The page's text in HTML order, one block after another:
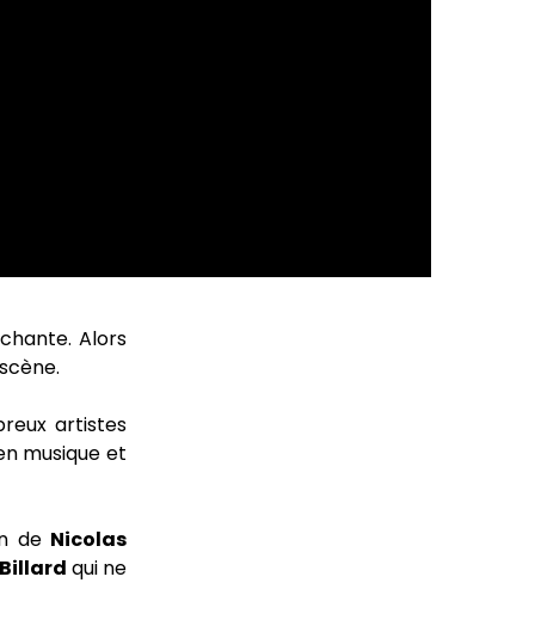
Alors
artistes
musique et
de Nicolas
qui ne